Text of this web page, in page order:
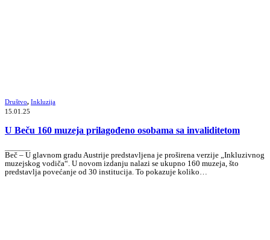
Društvo, Inkluzija
15.01.25
U Beču 160 muzeja prilagođeno osobama sa invaliditetom
Beč – U glavnom gradu Austrije predstavljena je proširena verzije „Inkluzivnog
muzejskog vodiča“. U novom izdanju nalazi se ukupno 160 muzeja, što
predstavlja povećanje od 30 institucija. To pokazuje koliko…